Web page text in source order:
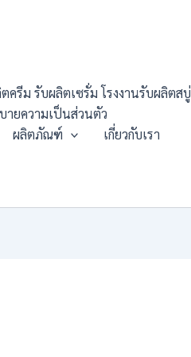
ตครีม รับผลิตเซรั่ม โรงงานรับผลิตสบู่
ายความเป็นส่วนตัว
ผลิตภัณฑ์ เกี่ยวกับเรา